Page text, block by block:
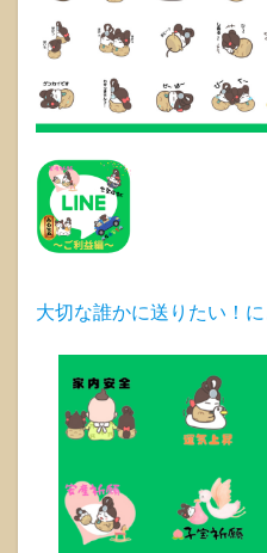
大切な誰かに送りたい！